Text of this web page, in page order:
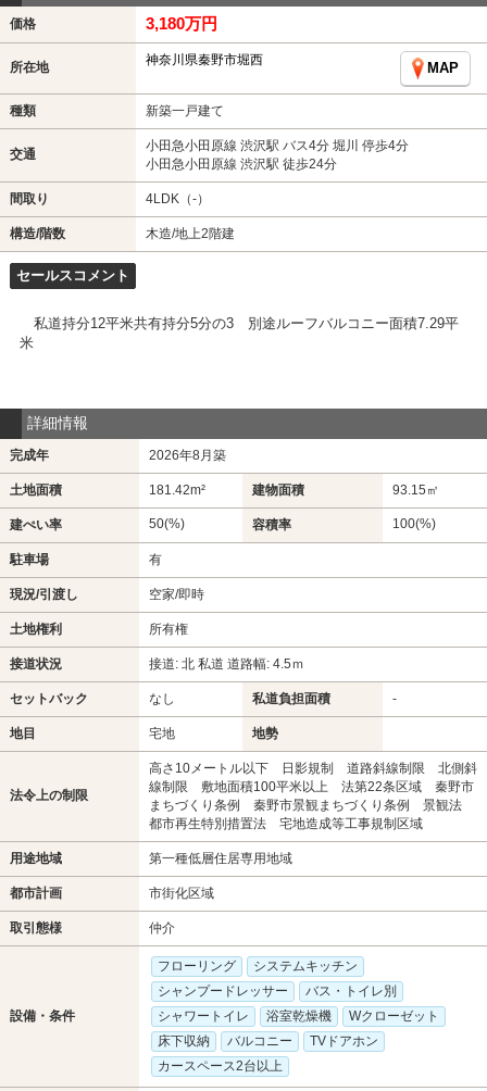
価格 3,180万円
所在地 神奈川県秦野市堀西
MAP
種類 新築一戸建て
交通
小田急小田原線 渋沢駅 バス4分 堀川 停歩4分
小田急小田原線 渋沢駅 徒歩24分
間取り 4LDK（-）
構造/階数 木造/地上2階建
セールスコメント
私道持分12平米共有持分5分の3 別途ルーフバルコニー面積7.29平
米
詳細情報
完成年 2026年8月築
土地面積 181.42m² 建物面積 93.15㎡
建ぺい率 50(%) 容積率 100(%)
駐車場 有
現況/引渡し 空家/即時
土地権利 所有権
接道状況 接道: 北 私道 道路幅: 4.5ｍ
セットバック なし 私道負担面積 -
地目 宅地 地勢
法令上の制限
高さ10メートル以下 日影規制 道路斜線制限 北側斜
線制限 敷地面積100平米以上 法第22条区域 秦野市
まちづくり条例 秦野市景観まちづくり条例 景観法
都市再生特別措置法 宅地造成等工事規制区域
用途地域 第一種低層住居専用地域
都市計画 市街化区域
取引態様 仲介
設備・条件
フローリング
システムキッチン
シャンプードレッサー
バス・トイレ別
シャワートイレ
浴室乾燥機
Wクローゼット
床下収納
バルコニー
TVドアホン
カースペース2台以上